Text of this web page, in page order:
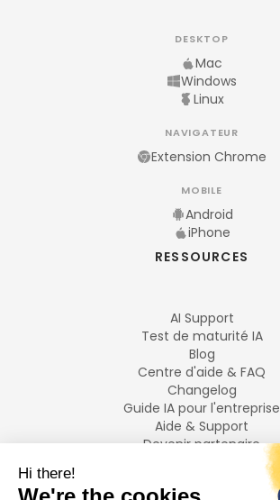
DESKTOP
Mac
Windows
Linux
NAVIGATEUR
Extension Chrome
MOBILE
Android
iPhone
RESSOURCES
AI Support
Test de maturité IA
Blog
Centre d'aide & FAQ
Changelog
Guide IA pour l'entreprise
Aide & Support
Devenir partenaire
LANGUES